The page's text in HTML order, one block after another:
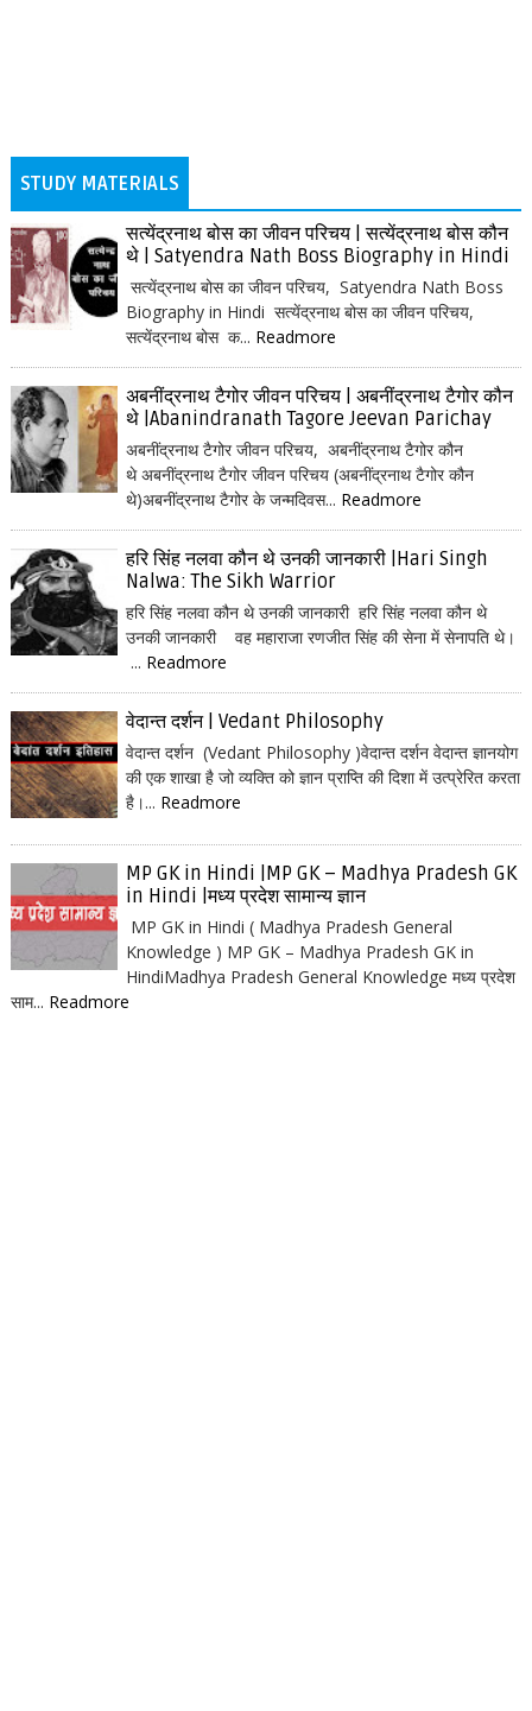
STUDY MATERIALS
सत्येंद्रनाथ बोस का जीवन परिचय | सत्येंद्रनाथ बोस कौन
थे | Satyendra Nath Boss Biography in Hindi
सत्येंद्रनाथ बोस का जीवन परिचय, Satyendra Nath Boss
Biography in Hindi सत्येंद्रनाथ बोस का जीवन परिचय,
सत्येंद्रनाथ बोस क... Readmore
अबनींद्रनाथ टैगोर जीवन परिचय | अबनींद्रनाथ टैगोर कौन
थे |Abanindranath Tagore Jeevan Parichay
अबनींद्रनाथ टैगोर जीवन परिचय, अबनींद्रनाथ टैगोर कौन
थे अबनींद्रनाथ टैगोर जीवन परिचय (अबनींद्रनाथ टैगोर कौन
थे)अबनींद्रनाथ टैगोर के जन्मदिवस... Readmore
हरि सिंह नलवा कौन थे उनकी जानकारी |Hari Singh
Nalwa: The Sikh Warrior
हरि सिंह नलवा कौन थे उनकी जानकारी हरि सिंह नलवा कौन थे
उनकी जानकारी वह महाराजा रणजीत सिंह की सेना में सेनापति थे।
... Readmore
वेदान्त दर्शन | Vedant Philosophy
वेदान्त दर्शन (Vedant Philosophy )वेदान्त दर्शन वेदान्त ज्ञानयोग
की एक शाखा है जो व्यक्ति को ज्ञान प्राप्ति की दिशा में उत्प्रेरित करता
है।... Readmore
MP GK in Hindi |MP GK – Madhya Pradesh GK
in Hindi |मध्य प्रदेश सामान्य ज्ञान
MP GK in Hindi ( Madhya Pradesh General
Knowledge ) MP GK – Madhya Pradesh GK in
HindiMadhya Pradesh General Knowledge मध्य प्रदेश
साम... Readmore